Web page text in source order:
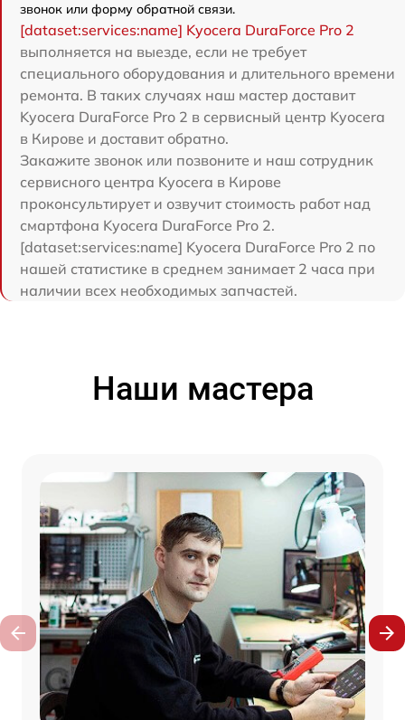
звонок или форму обратной связи.
[dataset:services:name] Kyocera DuraForce Pro 2
выполняется на выезде, если не требует
специального оборудования и длительного времени
ремонта. В таких случаях наш мастер доставит
Kyocera DuraForce Pro 2 в сервисный центр Kyocera
в Кирове и доставит обратно.
Закажите звонок или позвоните и наш сотрудник
сервисного центра Kyocera в Кирове
проконсультирует и озвучит стоимость работ над
смартфона Kyocera DuraForce Pro 2.
[dataset:services:name] Kyocera DuraForce Pro 2 по
нашей статистике в среднем занимает 2 часа при
наличии всех необходимых запчастей.
Наши мастера